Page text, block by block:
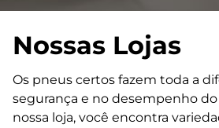
Nossas Lojas
Os pneus certos fazem toda a
segurança e no desempenho
nossa loja, você encontra